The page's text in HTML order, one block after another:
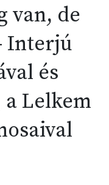
van, de
Interjú
és
Lelkem